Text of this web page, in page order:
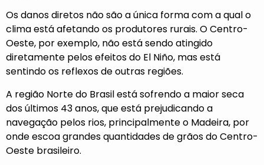
Os danos diretos não são a única forma com a qual o
clima está afetando os produtores rurais. O Centro-
Oeste, por exemplo, não está sendo atingido
diretamente pelos efeitos do El Niño, mas está
sentindo os reflexos de outras regiões.
A região Norte do Brasil está sofrendo a maior seca
dos últimos 43 anos, que está prejudicando a
navegação pelos rios, principalmente o Madeira, por
onde escoa grandes quantidades de grãos do Centro-
Oeste brasileiro.